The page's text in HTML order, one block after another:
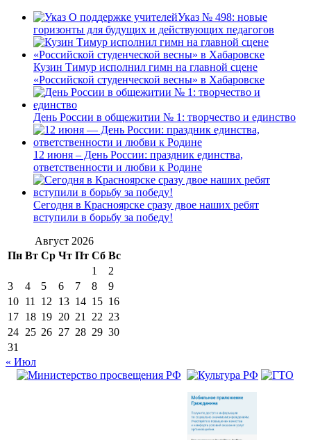
Указ № 498: новые
горизонты для будущих и действующих педагогов
Кузин Тимур исполнил гимн на главной сцене
«Российской студенческой весны» в Хабаровске
День России в общежитии № 1: творчество и единство
12 июня – День России: праздник единства,
ответственности и любви к Родине
Сегодня в Красноярске сразу двое наших ребят
вступили в борьбу за победу!
Август 2026
Пн Вт Ср Чт Пт Сб Вс
1
2
3
4 5 6 7 8
9
10 11 12 13 14 15 16
17 18 19 20 21 22 23
24 25 26 27 28 29 30
31
« Июл